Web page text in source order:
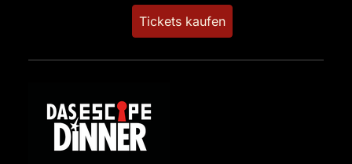
Tickets kaufen